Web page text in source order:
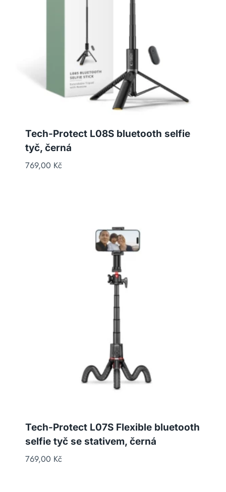
Tech-Protect L08S bluetooth selfie
tyč, černá
769,00 Kč
Tech-Protect L07S Flexible bluetooth
selfie tyč se stativem, černá
769,00 Kč